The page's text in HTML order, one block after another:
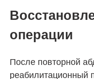
операции
После повторной
реабилитационный